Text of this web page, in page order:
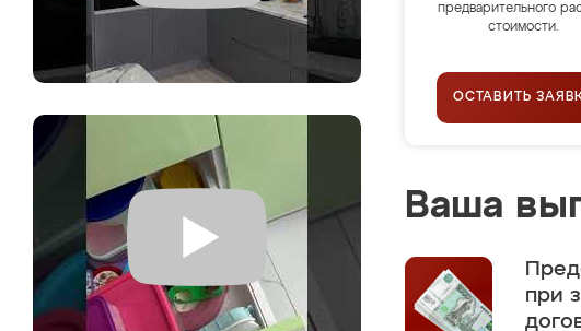
предварительного
стоимости.
ОСТАВИТЬ
Ваша
при